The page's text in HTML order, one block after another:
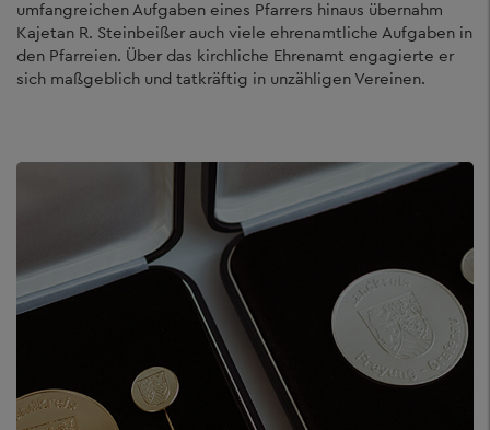
umfangreichen Aufgaben eines Pfarrers hinaus übernahm
Kajetan R. Steinbeißer auch viele ehrenamtliche Aufgaben in
den Pfarreien. Über das kirchliche Ehrenamt engagierte er
sich maßgeblich und tatkräftig in unzähligen Vereinen.